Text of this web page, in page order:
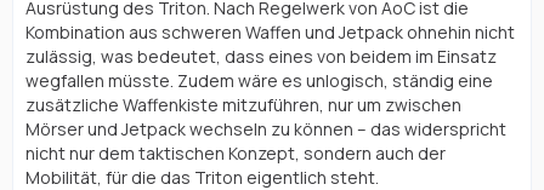
Ausrüstung des Triton. Nach Regelwerk von AoC ist die
Kombination aus schweren Waffen und Jetpack ohnehin nicht
zulässig, was bedeutet, dass eines von beidem im Einsatz
wegfallen müsste. Zudem wäre es unlogisch, ständig eine
zusätzliche Waffenkiste mitzuführen, nur um zwischen
Mörser und Jetpack wechseln zu können – das widerspricht
nicht nur dem taktischen Konzept, sondern auch der
Mobilität, für die das Triton eigentlich steht.